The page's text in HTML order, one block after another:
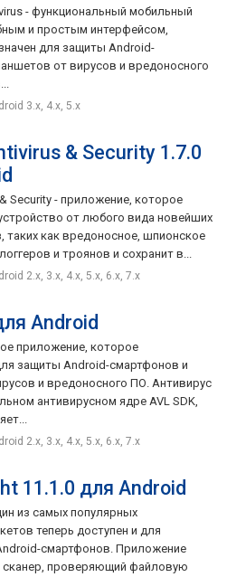
благодаря ежедневному
сигнатур. Антивирус может
обновление по
Вам не придется постоянно
проводить анализ гаджета -
и получайте своевременное
удобное антивирусное
вирусы, троянские и
рекламные модули и прочее
нагрузки на
память гаджета.
- функциональный мобильный
и простым интерфейсом,
для защиты Android-
от вирусов и вредоносного
3.x, 4.x, 5.x
& Security 1.7.0
Security - приложение, которое
от любого вида новейших
таких как вредоносное, шпионское
и троянов и сохранит в...
2.x, 3.x, 4.x, 5.x, 6.x, 7.x
Android
приложение, которое
защиты Android-смартфонов и
и вредоносного ПО. Антивирус
антивирусном ядре AVL SDK,
2.x, 3.x, 4.x, 5.x, 6.x, 7.x
11.1.0 для Android
из самых популярных
теперь доступен и для
смартфонов. Приложение
сканер, проверяющий файловую